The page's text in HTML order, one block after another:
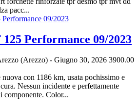
pacc...
Performance 09/2023
(Arezzo) - Giugno 30, 2026 3900.00
con 1186 km, usata pochissimo e
Nessun incidente e perfettamente
componente. Color...